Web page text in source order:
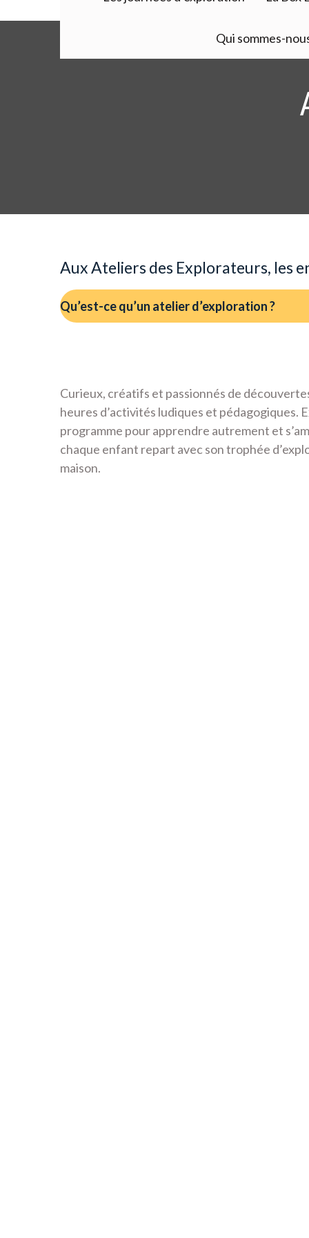
Qui sommes-
Aux Ateliers des Explorateurs, les
Qu’est-ce qu’un atelier d’exploration ?
Curieux, créatifs et passionnés de
heures d’activités ludiques et
programme pour apprendre autrement et
chaque enfant repart avec son trophée
maison.